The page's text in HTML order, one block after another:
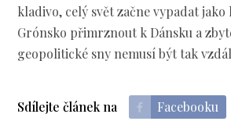
kladivo, celý svět začne vypadat
Grónsko přimrznout k Dánsku a
geopolitické sny nemusí být tak
Sdílejte článek na Facebooku